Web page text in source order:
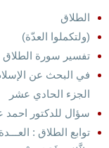
الطلاق
(ولتكملوا العدّة)
تفسير سورة الطلاق
في البحث عن
الجزء الحادي عشر
سؤال للدكتور احمد
توابع الطلاق : العـــدة